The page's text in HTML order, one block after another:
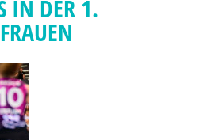
IN DER 1.